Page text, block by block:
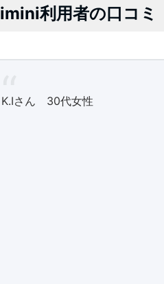
imini利用者の口コミ
K.Iさん 30代女性